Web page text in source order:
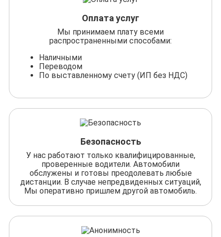
Оплата услуг
Мы принимаем плату всеми
распространенными способами:
Наличными
Переводом
По выставленному счету (ИП без НДС)
Безопасность
У нас работают только квалифицированные,
проверенные водители. Автомобили
обслужены и готовы преодолевать любые
дистанции. В случае непредвиденных ситуаций,
Мы оперативно пришлем другой автомобиль.